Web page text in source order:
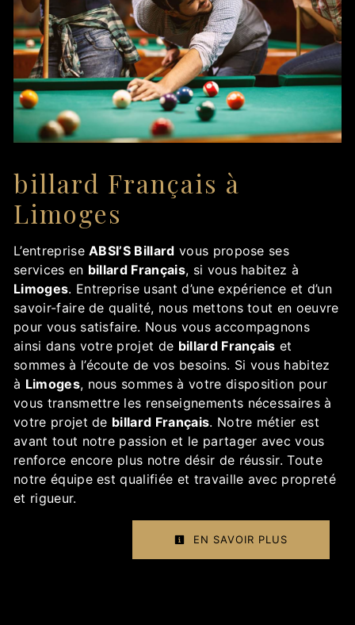
billard Français à
Limoges
L’entrepriseABSI’S Billard vous propose ses
services en billard Français, si vous habitez à
Limoges. Entreprise usant d’une expérience et d’un
savoir-faire de qualité, nous mettons tout en oeuvre
pour vous satisfaire. Nous vous accompagnons
ainsi dans votre projet de billard Français et
sommes à l’écoute de vos besoins. Si vous habitez
à Limoges, nous sommes à votre disposition pour
vous transmettre les renseignements nécessaires à
votre projet de billard Français. Notre métier est
avant tout notre passion et le partager avec vous
renforce encore plus notre désir de réussir. Toute
notre équipe est qualifiée et travaille avec propreté
et rigueur.
EN SAVOIR PLUS